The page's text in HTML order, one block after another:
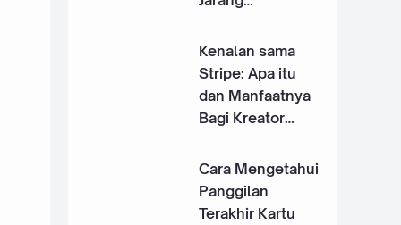
Kenalan sama
Stripe: Apa itu
dan Manfaatnya
Bagi Kreator
Cara Mengetahui
Panggilan
Terakhir Kartu